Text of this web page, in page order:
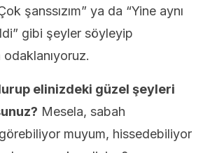
şanssızım” ya da “Yine aynı
gibi şeyler söyleyip
elinizdeki güzel şeyleri
Mesela, sabah
görebiliyor muyum, hissedebiliyor